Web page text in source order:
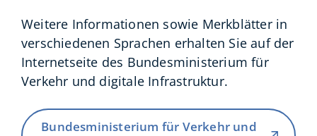
Weitere Informationen sowie Merkblätter in
verschiedenen Sprachen erhalten Sie auf der
Internetseite des Bundesministerium für
Verkehr und digitale Infrastruktur.
Bundesministerium für Verkehr und